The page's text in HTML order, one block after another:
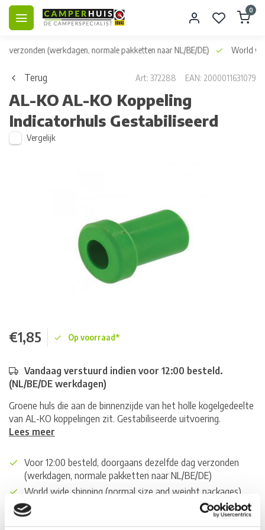
0
verzonden (werkdagen, normale pakketten naar NL/BE/DE) World
Terug Art: 372288 EAN: 2000011631079
AL-KOAL-KO Koppeling
Indicatorhuls Gestabiliseerd
Vergelijk
€1,85 Op voorraad*
Vandaag verstuurd indien voor 12:00 besteld.
(NL/BE/DE werkdagen)
Groene huls die aan de binnenzijde van het holle kogelgedeelte
van AL-KO koppelingen zit. Gestabiliseerde uitvoering.
Lees meer
Voor 12:00 besteld, doorgaans dezelfde dag verzonden
(werkdagen, normale pakketten naar NL/BE/DE)
World wide shipping (normal size and weight packages)
Gratis verzending vanaf € 100,- naar NL en BE
*Zeer grote magazijnvoorraad direct beschikbaar voor